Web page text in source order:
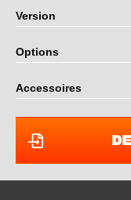
Version
Options
Accessoires